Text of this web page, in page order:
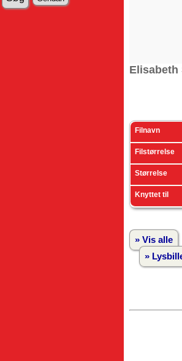
Elisabeth
Filnavn
Filstørrelse
Størrelse
Knyttet til
» Vis alle
»